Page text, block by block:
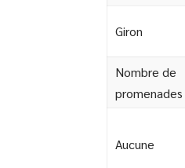
Giron
Nombre de
promenades
Aucune